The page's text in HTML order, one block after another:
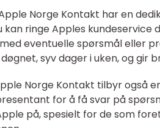
Norge Kontakt har en
kan ringe Apples
eventuelle spørsmål eller
syv dager i uken, og gir
Norge Kontakt tilbyr også
for å få svar på
på, spesielt for de som